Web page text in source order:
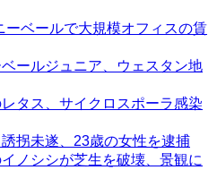
ベールで大規模オフィスの賃
ールジュニア、ウェスタン地
タス、サイクロスポーラ感染
拐未遂、23歳の女性を逮捕
ノシシが芝生を破壊、景観に